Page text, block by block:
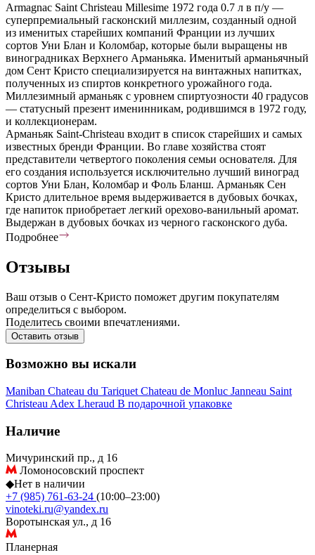
Armagnac Saint Christeau Millesime 1972 года 0.7 л в п/у —
суперпремиальный гасконский миллезим, созданный одной
из именитых старейших компаний Франции из лучших
сортов Уни Блан и Коломбар, которые были выращены нв
виноградниках Верхнего Арманьяка. Именитый арманьячный
дом Сент Кристо специализируется на винтажных напитках,
полученных из спиртов конкретного урожайного года.
Миллезимный арманьяк с уровнем спиртуозности 40 градусов
— статусный презент именинникам, родившимся в 1972 году,
и коллекционерам.
Арманьяк Saint-Christeau входит в список старейших и самых
известных бренди Франции. Во главе хозяйства стоят
представители четвертого поколения семьи основателя. Для
его создания используется исключительно лучший виноград
сортов Уни Блан, Коломбар и Фоль Бланш. Арманьяк Сен
Кристо длительное время выдерживается в дубовых бочках,
где напиток приобретает легкий орехово-ванильный аромат.
Выдержан в дубовых бочках из черного гасконского дуба.
Подробнее
Отзывы
Ваш отзыв о Сент-Кристо поможет другим покупателям
определиться с выбором.
Поделитесь своими впечатлениями.
Оставить отзыв
Возможно вы искали
Maniban Chateau du Tariquet Chateau de Monluc Janneau Saint
Christeau Adex Lheraud В подарочной упаковке
Наличие
Мичуринский пр., д 16
Ломоносовский проспект
◆Нет в наличии
+7 (985) 761-63-24 (10:00–23:00)
vinoteki.ru@yandex.ru
Воротынская ул., д 16
Планерная